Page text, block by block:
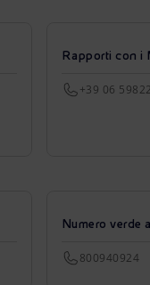
Rapporti con i
+39 06
Numero verde
800940924